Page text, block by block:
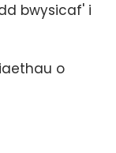
bwysicaf' i
o